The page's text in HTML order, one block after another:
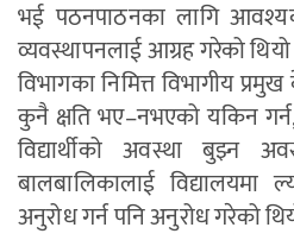
भई पठनपाठनका लागि
व्यवस्थापनलाई आग्रह गरेको
विभागका निमित्त विभागीय
कुनै क्षति भए–नभएको यकिन
विद्यार्थीको अवस्था बुझ्न
बालबालिकालाई विद्यालयमा
अनुरोध गर्न पनि अनुरोध गरेको